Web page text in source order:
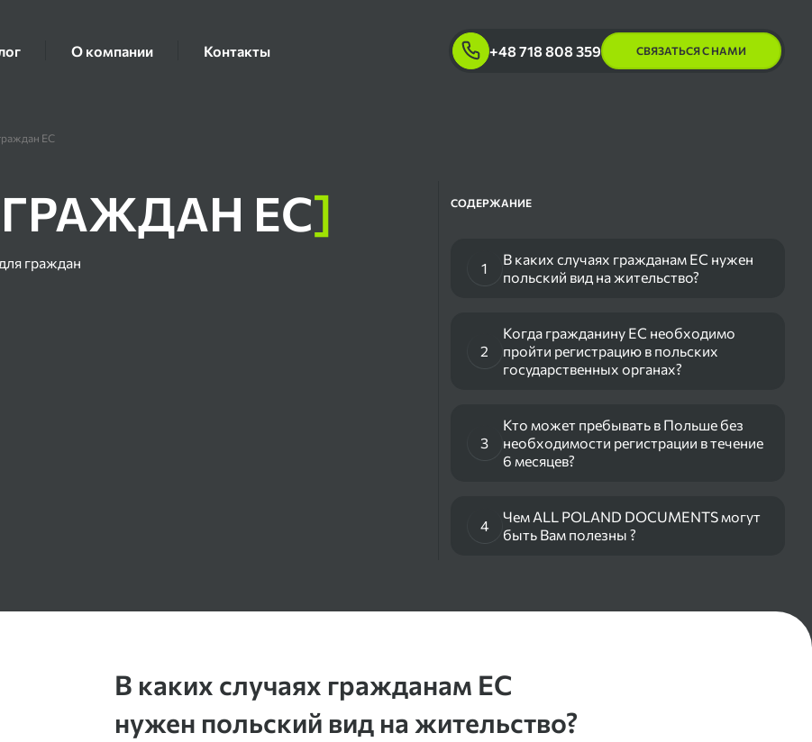
О компании Контакты +48 718 808 359 СВЯЗАТЬСЯ С НАМИ
ЕС
ЕС]
граждан
СОДЕРЖАНИЕ
1
В каких случаях гражданам ЕС нужен
польский вид на жительство?
2
Когда гражданину ЕС необходимо
пройти регистрацию в польских
государственных органах?
3
Кто может пребывать в Польше без
необходимости регистрации в течение
6 месяцев?
4
Чем ALL POLAND DOCUMENTS могут
быть Вам полезны ?
В каких случаях гражданам ЕС
нужен польский вид на жительство?